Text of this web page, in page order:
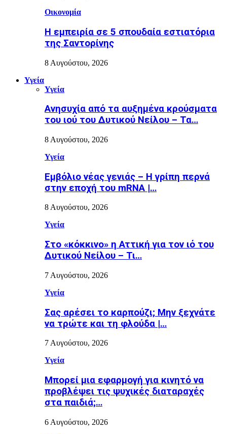
Οικονομία
Η εμπειρία σε 5 σπουδαία εστιατόρια
της Σαντορίνης
8 Αυγούστου, 2026
Υγεία
Υγεία
Ανησυχία από τα αυξημένα κρούσματα
του ιού του Δυτικού Νείλου – Τα…
8 Αυγούστου, 2026
Υγεία
Εµβόλιο νέας γενιάς – Η γρίπη περνά
στην εποχή του mRNA |…
8 Αυγούστου, 2026
Υγεία
Στο «κόκκινο» η Αττική για τον ιό του
Δυτικού Νείλου – Τι…
7 Αυγούστου, 2026
Υγεία
Σας αρέσει το καρπούζι; Μην ξεχνάτε
να τρώτε και τη φλούδα |…
7 Αυγούστου, 2026
Υγεία
Μπορεί μια εφαρμογή για κινητό να
προβλέψει τις ψυχικές διαταραχές
στα παιδιά;…
6 Αυγούστου, 2026